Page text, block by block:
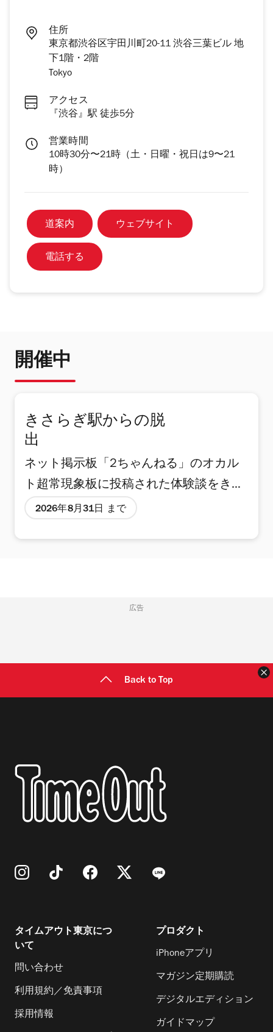
住所
東京都渋谷区宇田川町20-11 渋谷三葉ビル 地
下1階・2階
Tokyo
アクセス
『渋谷』駅 徒歩5分
営業時間
10時30分〜21時（土・日曜・祝日は9〜21
時）
道案内 ウェブサイト
電話する
開催中
きさらぎ駅からの脱
出
ネット掲示板「2ちゃんねる」のオカル
ト超常現象板に投稿された体験談をきっ
かけに、日本を代表するネット怪談とし
怪しい掲示物など、細部まで作り込まれ
体験を思い出として残せる。 ネットの向
こうに存在するとうわさされてきたきさ
らぎ駅で、都市伝説の主人公になったよ
みては。 ※11時〜20時20分／料金は前
日曜・祝日・ハイシーズンは3,600円）
2026年8月31日 まで
広告
Back to Top
タイムアウト東京につ
いて
問い合わせ
利用規約／免責事項
採用情報
プロダクト
iPhoneアプリ
マガジン定期購読
デジタルエディション
ガイドマップ